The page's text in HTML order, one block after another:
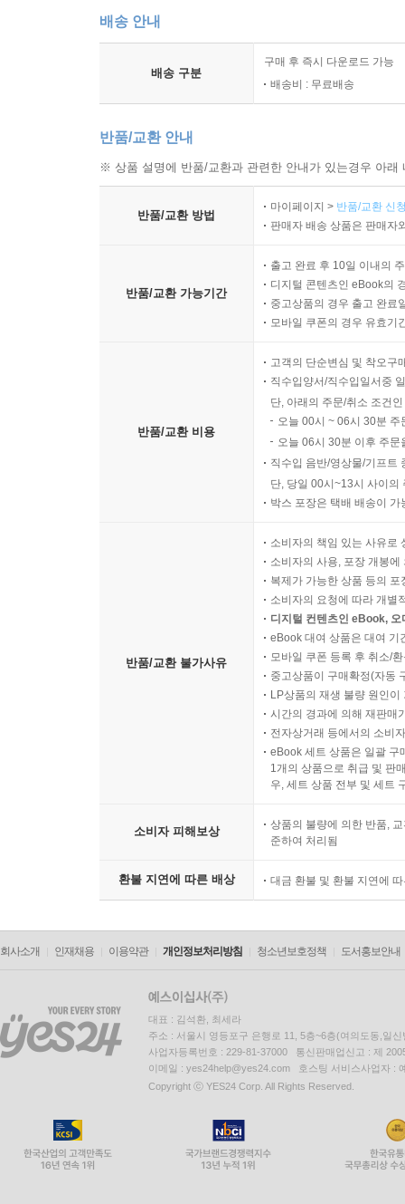
배송 안내
배송 구분
구매 후 즉시 다운로드 가능
배송비 : 무료배송
반품/교환 안내
※ 상품 설명에 반품/교환과 관련한 안내가 있는경우 아
반품/교환 방법
마이페이지 > 반품/교환 신
판매자 배송 상품은 판매자
반품/교환 가능기간
출고 완료 후 10일 이내의
디지털 콘텐츠인 eBook의
중고상품의 경우 출고 완료
모바일 쿠폰의 경우 유효기
반품/교환 비용
고객의 단순변심 및 착오구
직수입양서/직수입일서중
단, 아래의 주문/취소 조건
오늘 00시 ~ 06시 30분
오늘 06시 30분 이후 주
직수입 음반/영상물/기프트
단, 당일 00시~13시 사이의
박스 포장은 택배 배송이
반품/교환 불가사유
소비자의 책임 있는 사유로
소비자의 사용, 포장 개봉
복제가 가능한 상품 등의
소비자의 요청에 따라 개별
디지털 컨텐츠인 eBook,
eBook 대여 상품은 대여 기
모바일 쿠폰 등록 후 취소/
중고상품이 구매확정(자동
LP상품의 재생 불량 원인
시간의 경과에 의해 재판매
전자상거래 등에서의 소비
eBook 세트 상품은 일괄 구
1개의 상품으로 취급 및 판
우, 세트 상품 전부 및 세트
소비자 피해보상
상품의 불량에 의한 반품,
준하여 처리됨
환불 지연에 따른 배상 대금 환불 및 환불 지연에
회사소개 인재채용 이용약관 개인정보처리방침 청소년보호정책 도서홍보안내
대표 : 김석환, 최세라
주소 : 서울시 영등포구 은행로 11, 5층~6층(여의도동,일신
사업자등록번호 : 229-81-37000 통신판매업신고 : 제
이메일 : yes24help@yes24.com 호스팅 서비스사업자 :
Copyright ⓒ YES24 Corp. All Rights Reserved.